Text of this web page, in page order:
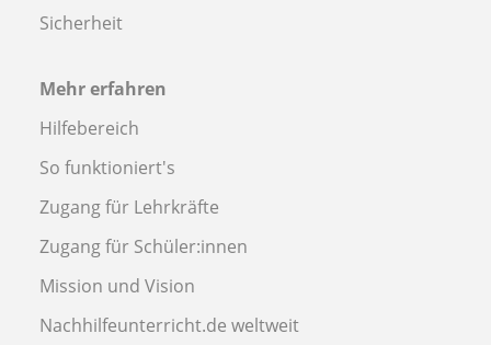
Sicherheit
Mehr erfahren
Hilfebereich
So funktioniert's
Zugang für Lehrkräfte
Zugang für Schüler:innen
Mission und Vision
Nachhilfeunterricht.de weltweit